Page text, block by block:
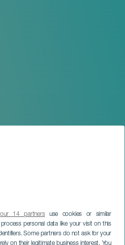
our 14 partnersuse cookies or similar
personal data like your visit on this
Some partners do not ask for your
on their legitimate business interest. You